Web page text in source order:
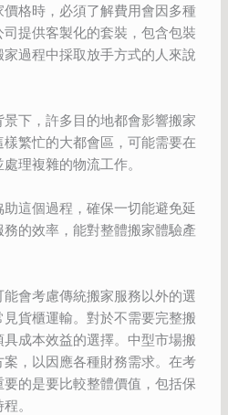
格時，必須了解費用會因多種
提供客製化的套裝，包含包裝
過程中採取放手方式的人來說
下，許多目的地都會影響搬家
繁忙的大都會區，可能需要在
理複雜的物流工作。
這個過程，確保一切能避免延
的效率，能對整體搬家體驗產
會考慮傳統搬家服務以外的選
貨櫃運輸。對於不需要完整搬
成本效益的選擇。中型市場搬
，以因應各種財務需求。在考
的是要比較整體價值，包括保
。